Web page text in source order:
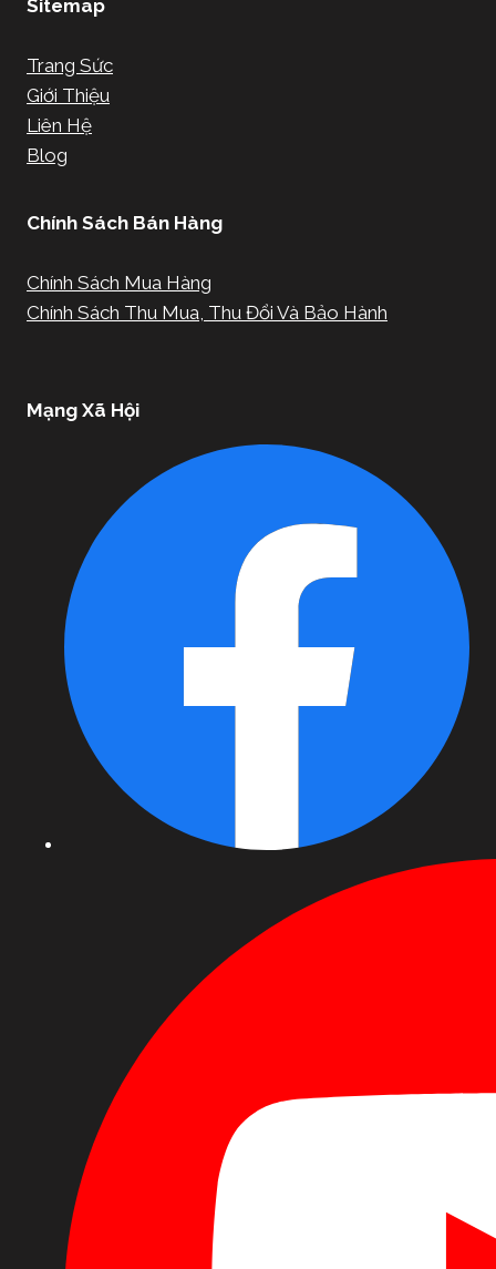
Sitemap
Trang Sức
Giới Thiệu
Liên Hệ
Blog
Chính Sách Bán Hàng
Chính Sách Mua Hàng
Chính Sách Thu Mua, Thu Đổi Và Bảo Hành
Mạng Xã Hội